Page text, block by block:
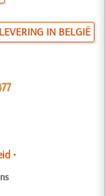
LEVERING IN BELGIË
•